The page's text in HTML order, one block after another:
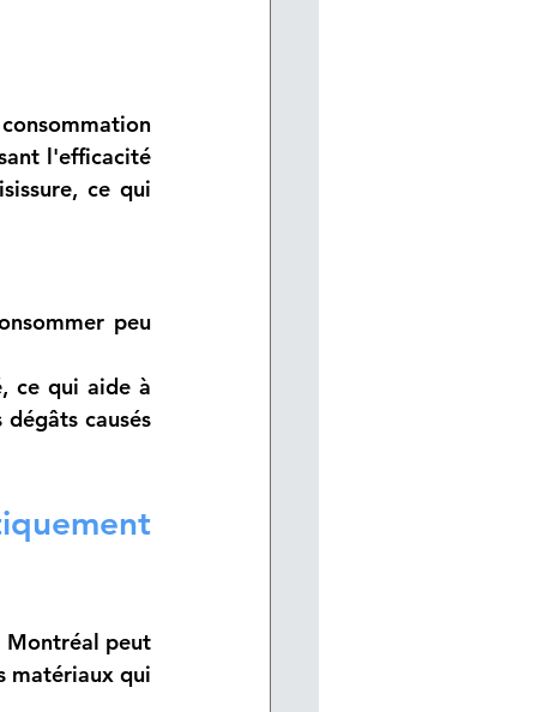
l'efficacité
ce qui
peu
ce qui aide à
causés
Montréal peut
matériaux qui